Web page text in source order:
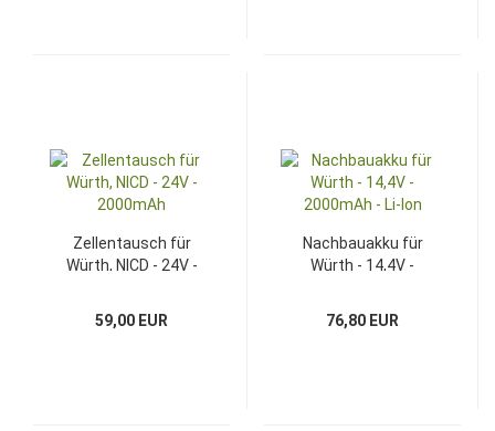
Zellentausch für
Würth, NICD - 24V -
59,00 EUR
Nachbauakku für
Würth - 14,4V -
76,80 EUR